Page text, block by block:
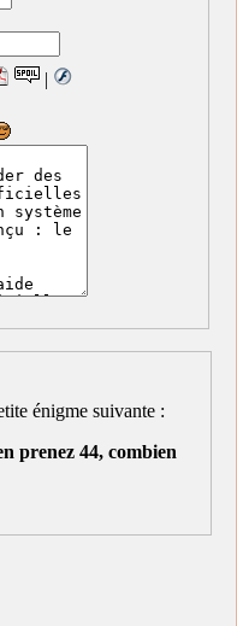
|
énigme suivante :
prenez 44, combien